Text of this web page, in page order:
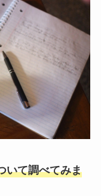
いて調べてみま